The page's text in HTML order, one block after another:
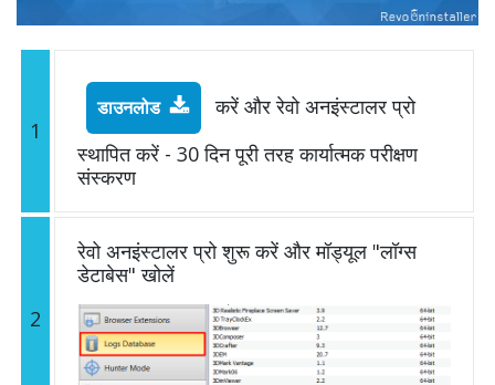
1
डाउनलोड
करें और रेवो अनइंस्टालर प्रो
स्थापित करें - 30 दिन पूरी तरह कार्यात्मक परीक्षण
संस्करण
2
रेवो अनइंस्टालर प्रो शुरू करें और मॉड्यूल "लॉग्स
डेटाबेस" खोलें